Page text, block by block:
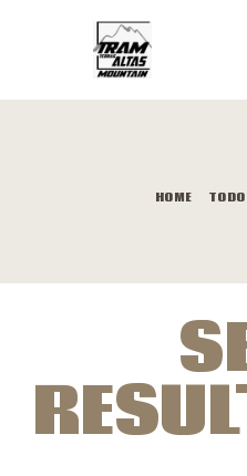
HOME
RESULTADOS
REGULAMENTO